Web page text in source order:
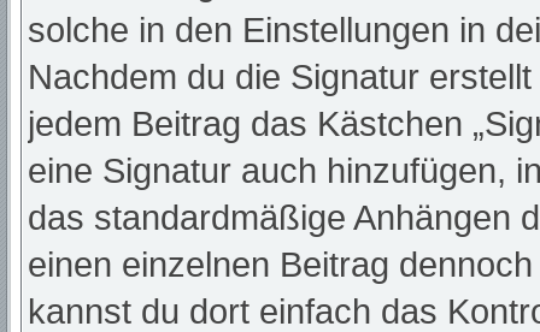
solche in den Einstellungen in
Nachdem du die Signatur
jedem Beitrag das Kästchen
eine Signatur auch hinzufügen,
das standardmäßige Anhängen
einen einzelnen Beitrag
kannst du dort einfach das